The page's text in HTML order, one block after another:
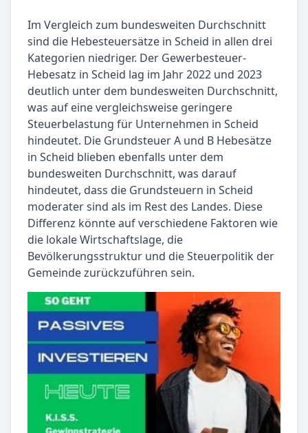
Im Vergleich zum bundesweiten Durchschnitt
sind die Hebesteuersätze in Scheid in allen drei
Kategorien niedriger. Der Gewerbesteuer-
Hebesatz in Scheid lag im Jahr 2022 und 2023
deutlich unter dem bundesweiten Durchschnitt,
was auf eine vergleichsweise geringere
Steuerbelastung für Unternehmen in Scheid
hindeutet. Die Grundsteuer A und B Hebesätze
in Scheid blieben ebenfalls unter dem
bundesweiten Durchschnitt, was darauf
hindeutet, dass die Grundsteuern in Scheid
moderater sind als im Rest des Landes. Diese
Differenz könnte auf verschiedene Faktoren wie
die lokale Wirtschaftslage, die
Bevölkerungsstruktur und die Steuerpolitik der
Gemeinde zurückzuführen sein.